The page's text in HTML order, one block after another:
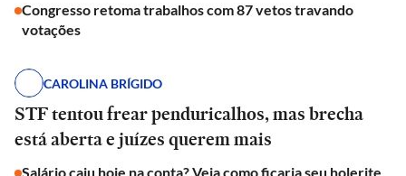
Congresso retoma trabalhos com 87 vetos travando
votações
CAROLINA BRÍGIDO
STF tentou frear penduricalhos, mas brecha
está aberta e juízes querem mais
Salário caiu hoje na conta? Veja como ficaria seu holerite